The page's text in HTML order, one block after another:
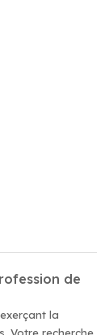
de
la